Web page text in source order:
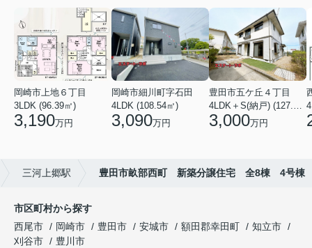
岡崎市上地６丁目
3LDK (96.39㎡)
3,190万円
岡崎市細川町字石田
4LDK (108.54㎡)
3,090万円
豊田市五ケ丘４丁目
4LDK＋S(納戸) (127.88㎡)
3,000万円
三河上郷駅 豊田市畝部西町 新築分譲住宅 全8棟 4号棟
市区町村から探す
西尾市
岡崎市 豊田市 安城市 額田郡幸田町
知立市
刈谷市
豊川市